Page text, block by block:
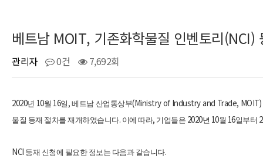
베트남 MOIT, 기존화학물질 인벤토리(NCI)
관리자 0건 7,692회
2020년 10월 16일 ,베트남 산업통상부(Ministry of Industry and Trade, MOIT)
물질 등재 절차를 재개하였습니다. 이에 따라, 기업들은 2020년 10월 16일부터
NCI 등재 신청에 필요한 정보는 다음과 같습니다.